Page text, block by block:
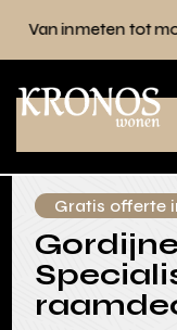
tot montage
Gratis offerte